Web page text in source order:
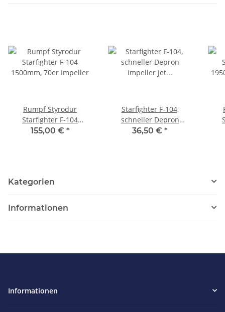
Rumpf Styrodur
Starfighter F-104
1500mm, 70er Impeller
155,00 € *
Starfighter F-104,
schneller Depron
Impeller Jet Shockflyer /
36,50 € *
Kategorien
Informationen
Informationen